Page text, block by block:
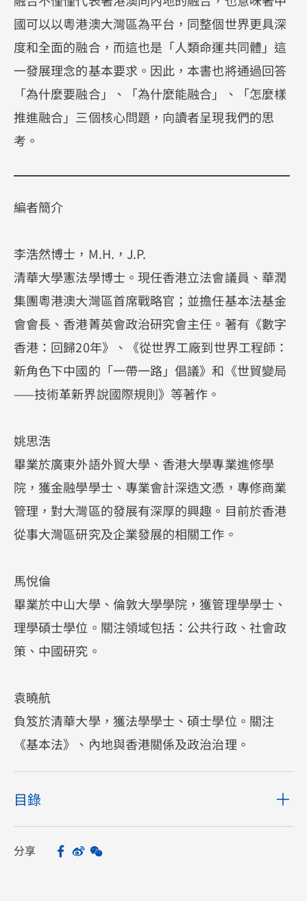
國可以以粵港澳大灣區為平台，同整個世界更具深
度和全面的融合，而這也是「人類命運共同體」這
一發展理念的基本要求。因此，本書也將通過回答
「為什麼要融合」、「為什麼能融合」、「怎麼樣
推進融合」三個核心問題，向讀者呈現我們的思
考。
編者簡介
李浩然博士，M.H.，J.P.
清華大學憲法學博士。現任香港立法會議員、華潤
集團粵港澳大灣區首席戰略官；並擔任基本法基金
會會長、香港菁英會政治研究會主任。著有《數字
香港：回歸20年》、《從世界工廠到世界工程師：
新角色下中國的「一帶一路」倡議》和《世貿變局
——技術革新界說國際規則》等著作。
姚思浩
畢業於廣東外語外貿大學、香港大學專業進修學
院，獲金融學學士、專業會計深造文憑，專修商業
管理，對大灣區的發展有深厚的興趣。目前於香港
從事大灣區研究及企業發展的相關工作。
馬悅倫
畢業於中山大學、倫敦大學學院，獲管理學學士、
理學碩士學位。關注領域包括：公共行政、社會政
策、中國研究。
袁曉航
負笈於清華大學，獲法學學士、碩士學位。關注
《基本法》、內地與香港關係及政治治理。
目錄
分享 Facebook
Sina Weibo
WeChat